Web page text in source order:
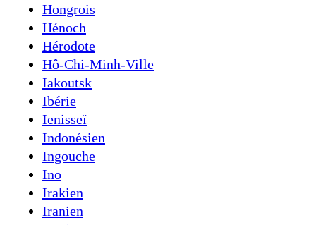
Hongrois
Hénoch
Hérodote
Hô-Chi-Minh-Ville
Iakoutsk
Ibérie
Ienisseï
Indonésien
Ingouche
Ino
Irakien
Iranien